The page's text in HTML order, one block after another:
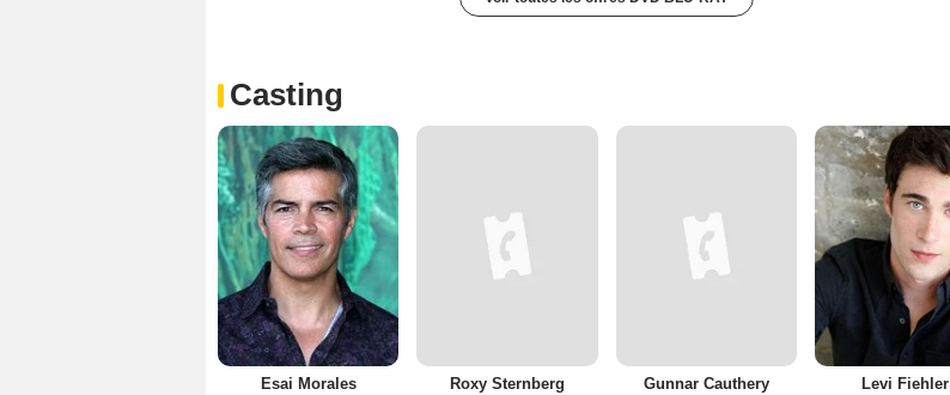
Casting
Esai Morales Roxy Sternberg Gunnar Cauthery Levi Fiehler